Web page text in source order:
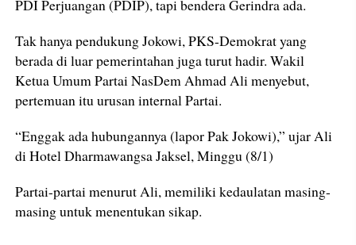
PDI Perjuangan (PDIP), tapi bendera Gerindra ada.
Tak hanya pendukung Jokowi, PKS-Demokrat yang
berada di luar pemerintahan juga turut hadir. Wakil
Ketua Umum Partai NasDem Ahmad Ali menyebut,
pertemuan itu urusan internal Partai.
“Enggak ada hubungannya (lapor Pak Jokowi),” ujar Ali
di Hotel Dharmawangsa Jaksel, Minggu (8/1)
Partai-partai menurut Ali, memiliki kedaulatan masing-
masing untuk menentukan sikap.